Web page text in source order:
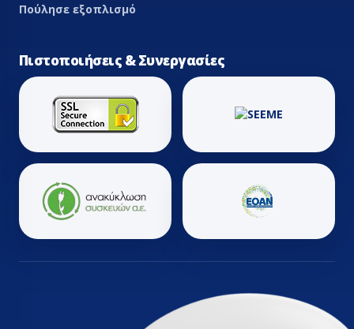
Πούλησε εξοπλισμό
Πιστοποιήσεις & Συνεργασίες